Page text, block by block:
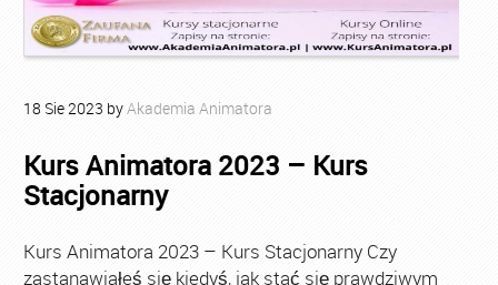
18 Sie2023 byAkademia Animatora
Kurs Animatora 2023 – Kurs
Stacjonarny
Kurs Animatora 2023 – Kurs Stacjonarny Czy
zastanawiałeś się kiedyś, jak stać się prawdziwym